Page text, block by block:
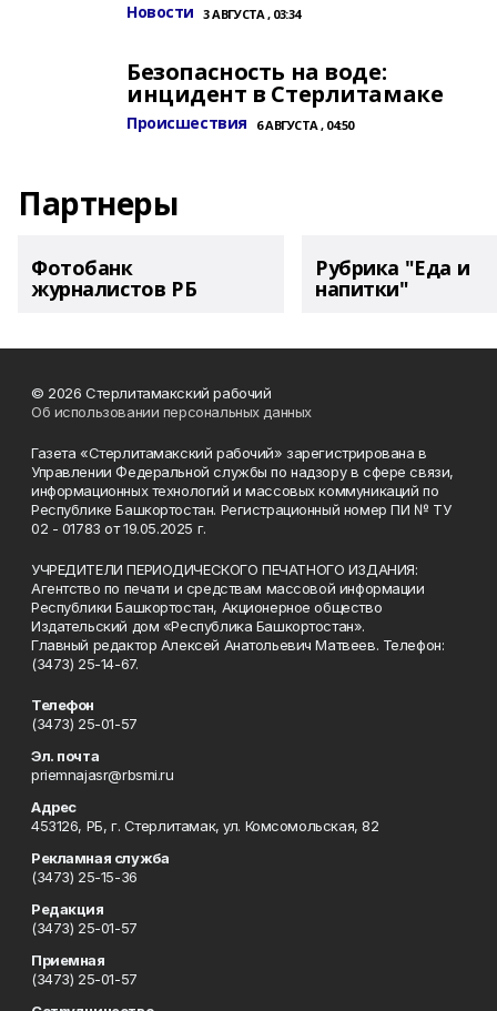
Новости 3 АВГУСТА , 03:34
Безопасность на воде:
инцидент в Стерлитамаке
Происшествия 6 АВГУСТА , 04:50
Партнеры
Фотобанк
журналистов РБ
Рубрика "Еда и
напитки"
© 2026 Стерлитамакский рабочий
Об использовании персональных данных
Газета «Стерлитамакский рабочий» зарегистрирована в
Управлении Федеральной службы по надзору в сфере связи,
информационных технологий и массовых коммуникаций по
Республике Башкортостан. Регистрационный номер ПИ № ТУ
02 - 01783 от 19.05.2025 г.
УЧРЕДИТЕЛИ ПЕРИОДИЧЕСКОГО ПЕЧАТНОГО ИЗДАНИЯ:
Агентство по печати и средствам массовой информации
Республики Башкортостан, Акционерное общество
Издательский дом «Республика Башкортостан».
Главный редактор Алексей Анатольевич Матвеев. Телефон:
(3473) 25-14-67.
Телефон
(3473) 25-01-57
Эл. почта
priemnajasr@rbsmi.ru
Адрес
453126, РБ, г. Стерлитамак, ул. Комсомольская, 82
Рекламная служба
(3473) 25-15-36
Редакция
(3473) 25-01-57
Приемная
(3473) 25-01-57